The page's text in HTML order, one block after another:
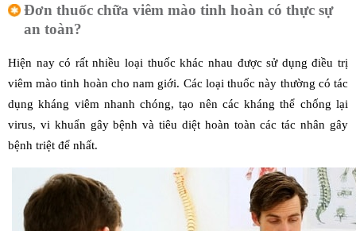
Đơn thuốc chữa viêm mào tinh hoàn có thực sự
an toàn?
Hiện nay có rất nhiều loại thuốc khác nhau được sử dụng điều trị
viêm mào tinh hoàn cho nam giới. Các loại thuốc này thường có tác
dụng kháng viêm nhanh chóng, tạo nên các kháng thể chống lại
virus, vi khuẩn gây bệnh và tiêu diệt hoàn toàn các tác nhân gây
bệnh triệt để nhất.